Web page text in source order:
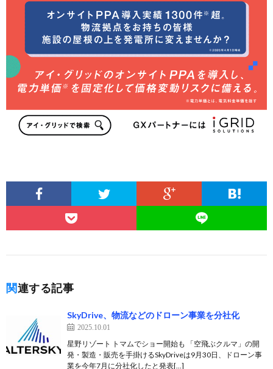
関連する記事
SkyDrive、物流などのドローン事業を分社化
2025.10.01
星野リゾート トマムでショー開始も 「空飛ぶクルマ」の開
発・製造・販売を手掛けるSkyDriveは9月30日、ドローン事
業を今年7月に分社化したと発表[…]